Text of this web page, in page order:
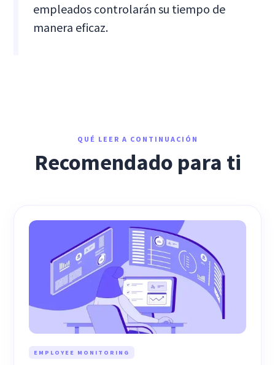
empleados controlarán su tiempo de
manera eficaz.
QUÉ LEER A CONTINUACIÓN
Recomendado para ti
EMPLOYEE MONITORING